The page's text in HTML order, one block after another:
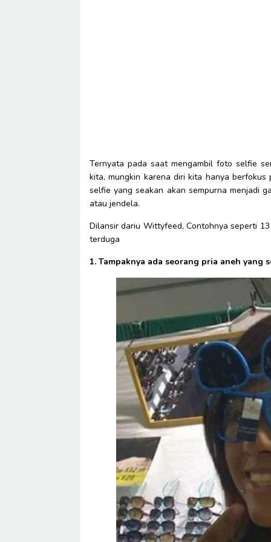
Ternyata pada saat mengambil foto selfie
kita, mungkin karena diri kita hanya
selfie yang seakan akan sempurna menjadi
atau jendela.
Dilansir dariu Wittyfeed, Contohnya seperti
terduga
1. Tampaknya ada seorang pria aneh yang